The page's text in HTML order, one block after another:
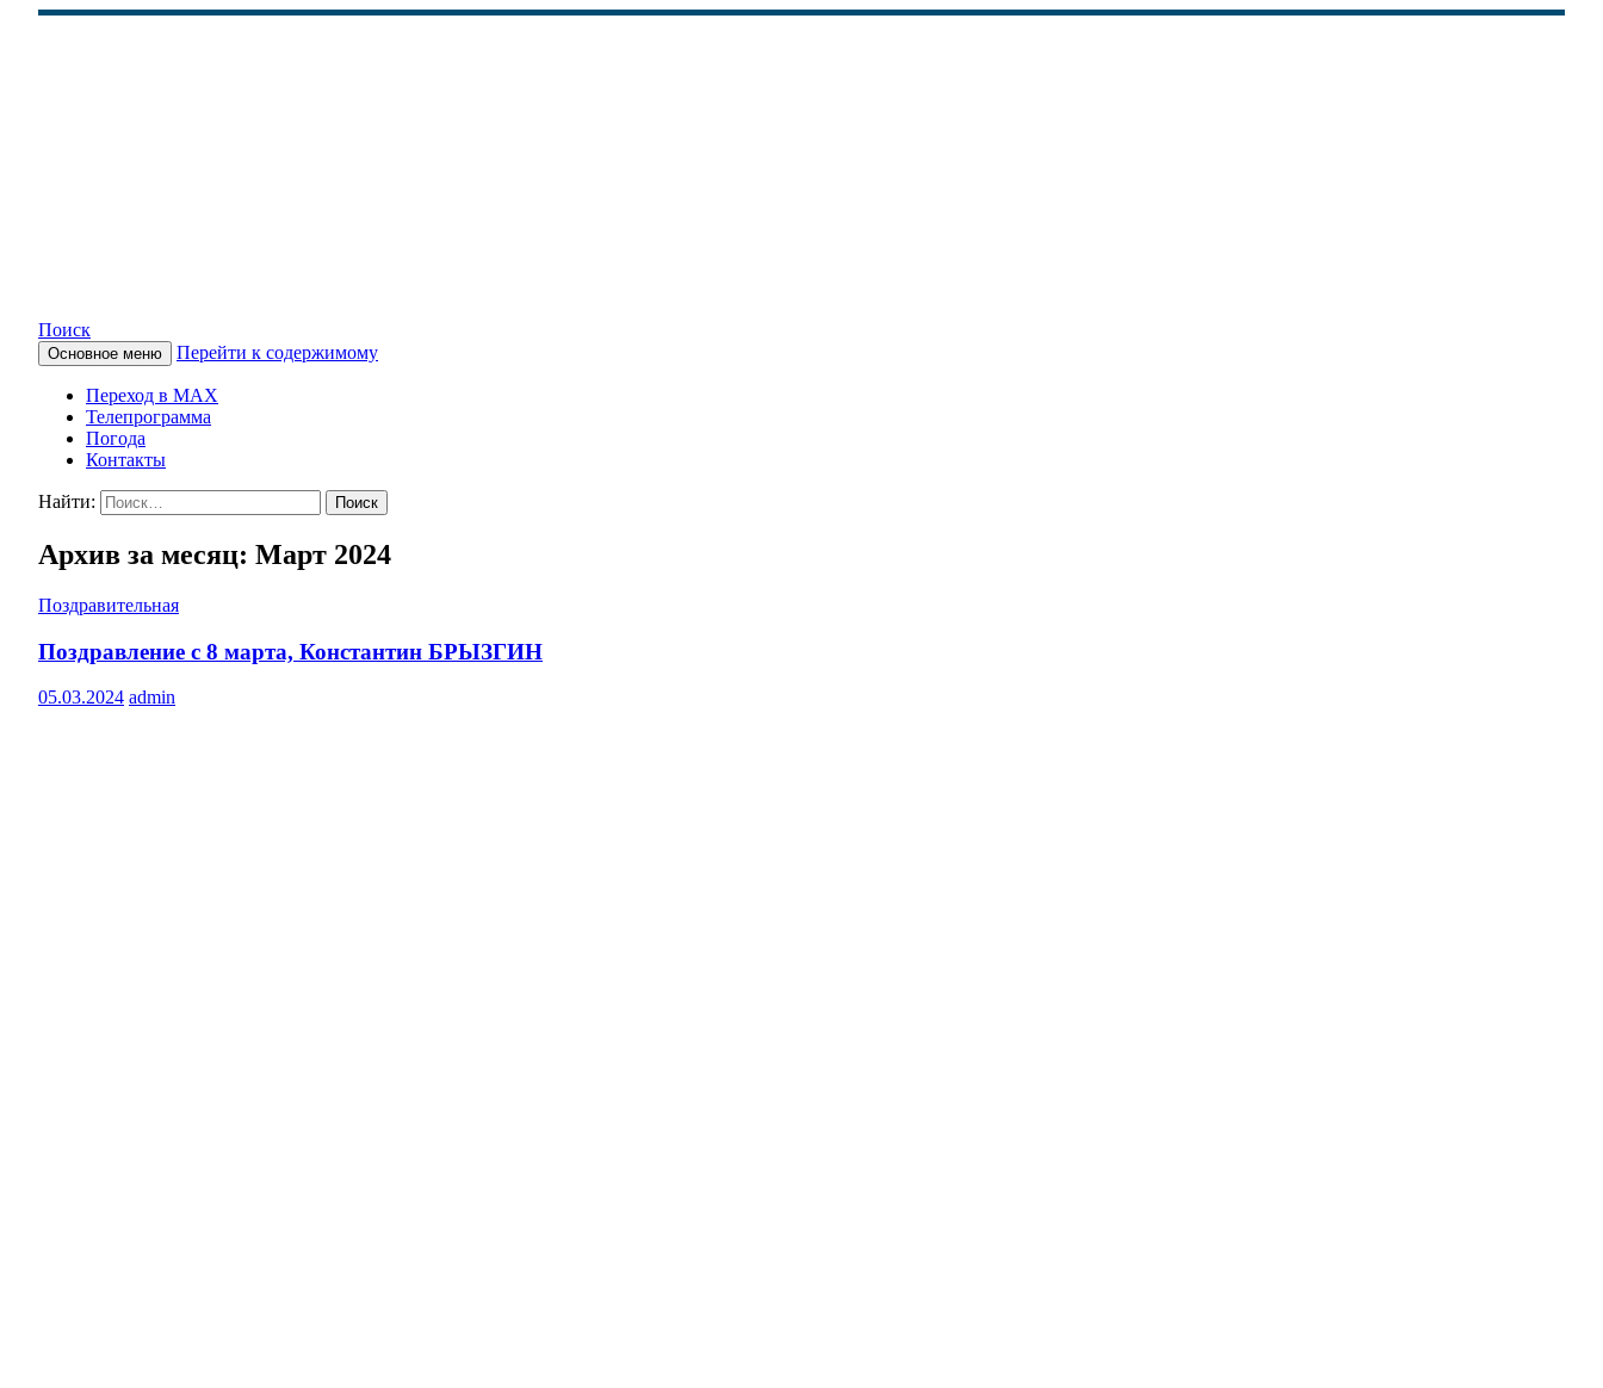
КАМЧАТСКОЕ ИНФОРМАЦИОННОЕ АГЕНТСТВО (КИА «ВЕСТИ»)
Поиск
Основное меню Перейти к содержимому
Переход в MAX
Телепрограмма
Погода
Контакты
Найти:
Архив за месяц: Март 2024
Поздравительная
Поздравление с 8 марта, Константин БРЫЗГИН
05.03.2024 admin